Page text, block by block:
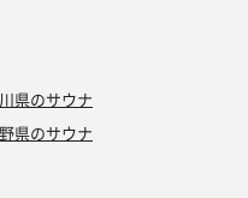
県のサウナ
県のサウナ